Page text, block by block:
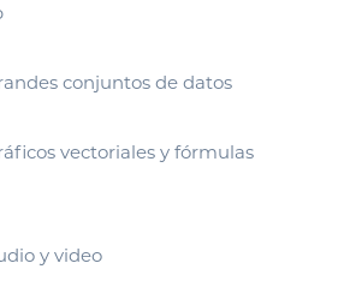
conjuntos de datos
vectoriales y fórmulas
y video